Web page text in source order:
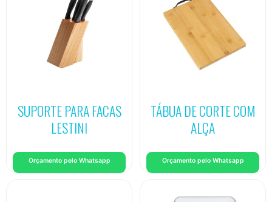
SUPORTE PARA FACAS
LESTINI
Orçamento pelo Whatsapp
TÁBUA DE CORTE COM
ALÇA
Orçamento pelo Whatsapp